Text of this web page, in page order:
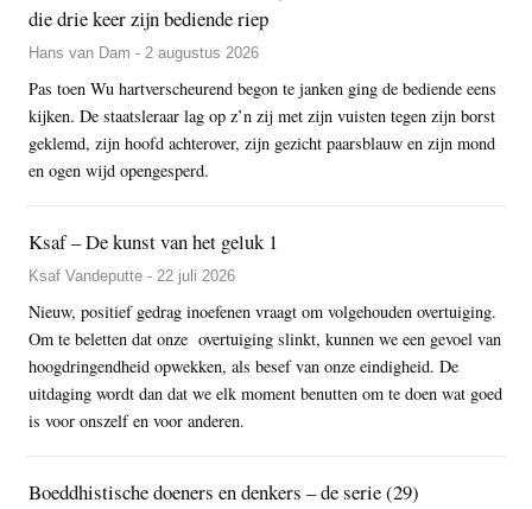
die drie keer zijn bediende riep
Hans van Dam - 2 augustus 2026
Pas toen Wu hartverscheurend begon te janken ging de bediende eens
kijken. De staatsleraar lag op z’n zij met zijn vuisten tegen zijn borst
geklemd, zijn hoofd achterover, zijn gezicht paarsblauw en zijn mond
en ogen wijd opengesperd.
Ksaf – De kunst van het geluk 1
Ksaf Vandeputte - 22 juli 2026
Nieuw, positief gedrag inoefenen vraagt om volgehouden overtuiging.
Om te beletten dat onze overtuiging slinkt, kunnen we een gevoel van
hoogdringendheid opwekken, als besef van onze eindigheid. De
uitdaging wordt dan dat we elk moment benutten om te doen wat goed
is voor onszelf en voor anderen.
Boeddhistische doeners en denkers – de serie (29)